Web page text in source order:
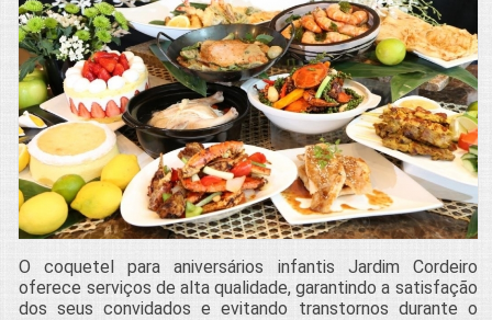
O coquetel para aniversários infantis Jardim Cordeiro
oferece serviços de alta qualidade, garantindo a satisfação
dos seus convidados e evitando transtornos durante o